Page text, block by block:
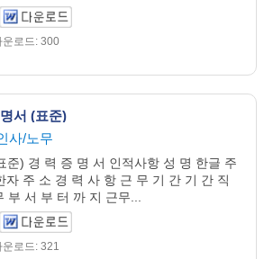
운로드: 300
서 (표준)
사/노무
준) 경 력 증 명 서 인적사항 성 명 한글 주
자 주 소 경 력 사 항 근 무 기 간 기 간 직
부 서 부 터 까 지 근무...
로드: 321